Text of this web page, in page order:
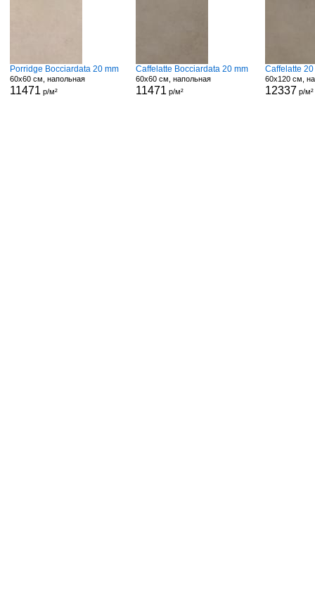
Porridge Bocciardata 20 mm
60x60 см, напольная
11471 р/м²
Caffelatte Bocciardata 20 mm
60x60 см, напольная
11471 р/м²
Caffelatte
60x120 см,
12337 р/м²